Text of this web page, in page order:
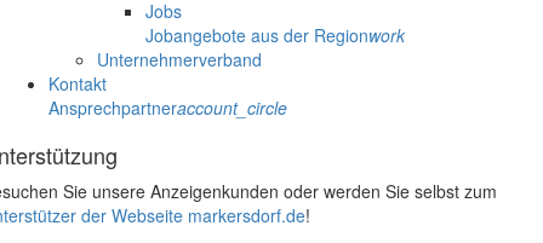
Jobs
Jobangebote aus der Regionwork
Unternehmerverband
Kontakt
Ansprechpartneraccount_circle
Sie unsere Anzeigenkunden oder werden Sie selbst zum
der Webseite markersdorf.de!